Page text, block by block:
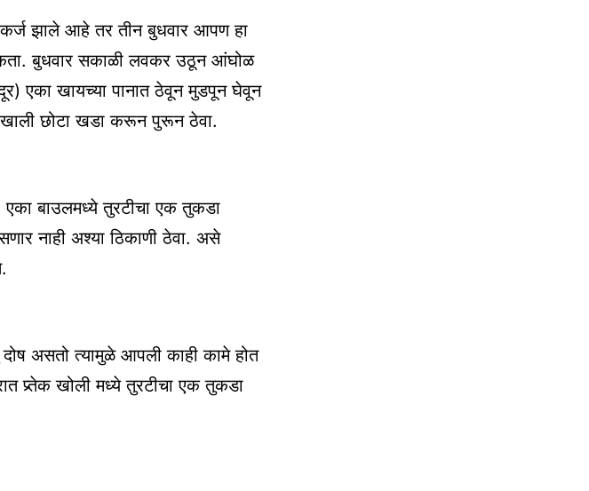
कर्ज झाले आहे तर तीन बुधवार आपण हा
बुधवार सकाळी लवकर उठून आंघोळ
एका खायच्या पानात ठेवून मुडपून घेवून
छोटा खडा करून पुरून ठेवा.
एका बाउलमध्ये तुरटीचा एक तुकडा
नाही अश्या ठिकाणी ठेवा. असे
असतो त्यामुळे आपली काही कामे होत
प्र्तेक खोली मध्ये तुरटीचा एक तुकडा